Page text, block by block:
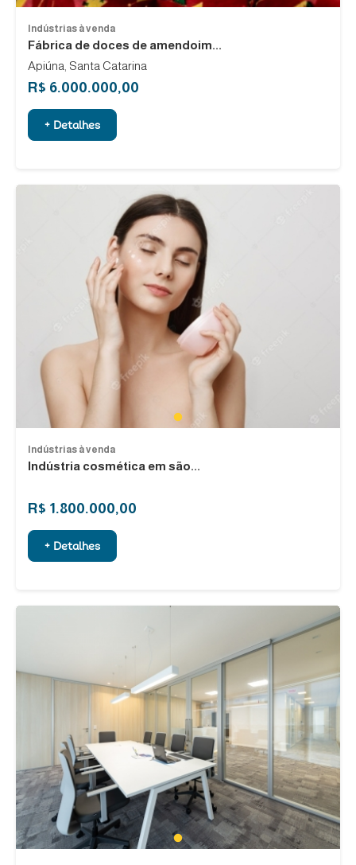
Indústrias à venda
Fábrica de doces de amendoim...
Apiúna, Santa Catarina
R$ 6.000.000,00
+ Detalhes
1
Indústrias à venda
Indústria cosmética em são...
R$ 1.800.000,00
+ Detalhes
1